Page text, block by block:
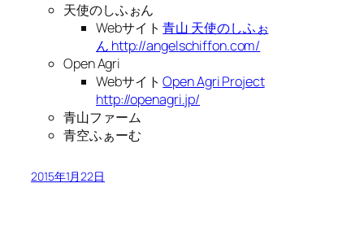
天使のしふぉん
Webサイト青山 天使のしふぉ
ん http://angelschiffon.com/
Open Agri
WebサイトOpen Agri Project
http://openagri.jp/
青山ファーム
青空ふぁーむ
2015年1月22日